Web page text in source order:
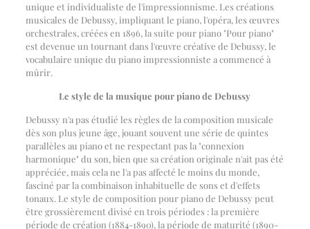
unique et individualiste de l'impressionnisme. Les créations
musicales de Debussy, impliquant le piano, l'opéra, les œuvres
orchestrales, créées en 1896, la suite pour piano "Pour piano"
est devenue un tournant dans l'œuvre créative de Debussy, le
vocabulaire unique du piano impressionniste a commencé à
mûrir.
Le style de la musique pour piano de Debussy
Debussy n'a pas étudié les règles de la composition musicale
dès son plus jeune âge, jouant souvent une série de quintes
parallèles au piano et ne respectant pas la "connexion
harmonique" du son, bien que sa création originale n'ait pas été
appréciée, mais cela ne l'a pas affecté le moins du monde,
fasciné par la combinaison inhabituelle de sons et d'effets
tonaux. Le style de composition pour piano de Debussy peut
être grossièrement divisé en trois périodes : la première
période de création (1884-1890), la période de maturité (1890-